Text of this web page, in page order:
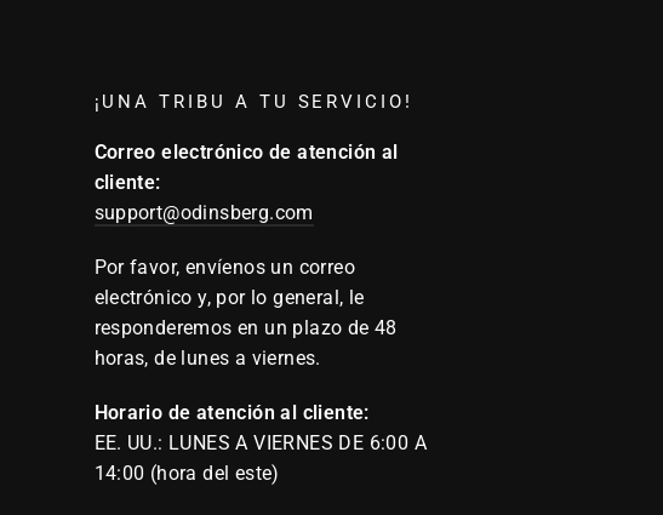
¡UNA TRIBU A TU SERVICIO!
Correo electrónico de atención al
cliente:
support@odinsberg.com
Por favor, envíenos un correo
electrónico y, por lo general, le
responderemos en un plazo de 48
horas, de lunes a viernes.
Horario de atención al cliente:
EE. UU.: LUNES A VIERNES DE 6:00 A
14:00 (hora del este)